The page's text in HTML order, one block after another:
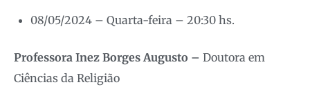
08/05/2024 – Quarta-feira – 20:30 hs.
Professora Inez Borges Augusto – Doutora em
Ciências da Religião